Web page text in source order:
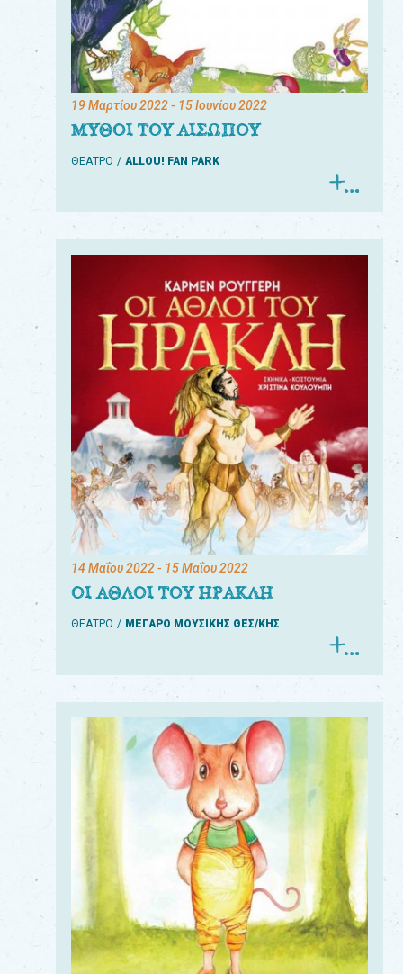
19 Μαρτίου 2022- 15 Ιουνίου 2022
ΜΥΘΟΙ ΤΟΥ ΑΙΣΩΠΟΥ
ΘΕΑΤΡΟ ALLOU! FAN PARK
14 Μαΐου 2022- 15 Μαΐου 2022
ΟΙ ΑΘΛΟΙ ΤΟΥ ΗΡΑΚΛΗ
ΘΕΑΤΡΟ ΜΕΓΑΡΟ ΜΟΥΣΙΚΗΣ ΘΕΣ/ΚΗΣ